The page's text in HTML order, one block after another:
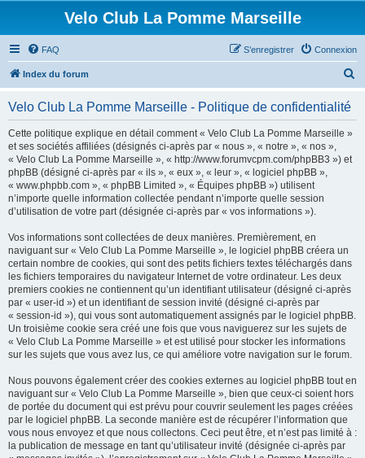
Velo Club La Pomme Marseille
FAQ Connexion
S’enregistrer
Index du forum
Velo Club La Pomme Marseille - Politique de confidentialité
Cette politique explique en détail comment « Velo Club La Pomme Marseille »
et ses sociétés affiliées (désignés ci-après par « nous », « notre », « nos »,
« Velo Club La Pomme Marseille », « http://www.forumvcpm.com/phpBB3 ») et
phpBB (désigné ci-après par « ils », « eux », « leur », « logiciel phpBB »,
« www.phpbb.com », « phpBB Limited », « Équipes phpBB ») utilisent
n’importe quelle information collectée pendant n’importe quelle session
d’utilisation de votre part (désignée ci-après par « vos informations »).
Vos informations sont collectées de deux manières. Premièrement, en
naviguant sur « Velo Club La Pomme Marseille », le logiciel phpBB créera un
certain nombre de cookies, qui sont des petits fichiers textes téléchargés dans
les fichiers temporaires du navigateur Internet de votre ordinateur. Les deux
premiers cookies ne contiennent qu’un identifiant utilisateur (désigné ci-après
par « user-id ») et un identifiant de session invité (désigné ci-après par
« session-id »), qui vous sont automatiquement assignés par le logiciel phpBB.
Un troisième cookie sera créé une fois que vous naviguerez sur les sujets de
« Velo Club La Pomme Marseille » et est utilisé pour stocker les informations
sur les sujets que vous avez lus, ce qui améliore votre navigation sur le forum.
Nous pouvons également créer des cookies externes au logiciel phpBB tout en
naviguant sur « Velo Club La Pomme Marseille », bien que ceux-ci soient hors
de portée du document qui est prévu pour couvrir seulement les pages créées
par le logiciel phpBB. La seconde manière est de récupérer l’information que
vous nous envoyez et que nous collectons. Ceci peut être, et n’est pas limité à :
la publication de message en tant qu’utilisateur invité (désignée ci-après par